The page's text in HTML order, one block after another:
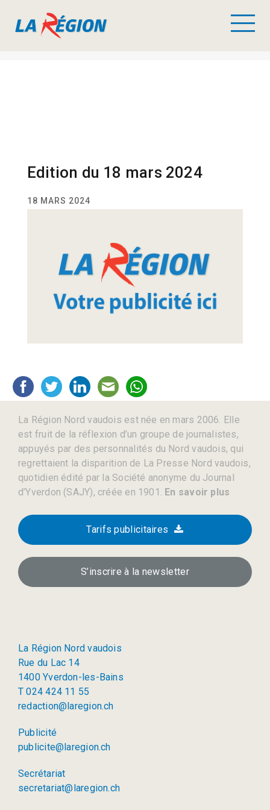
Edition du 18 mars 2024
18 MARS 2024
La Région Nord vaudois est née en mars 2006. Elle
est fruit de la réflexion d’un groupe de journalistes,
appuyés par des personnalités du Nord vaudois, qui
regrettaient la disparition de La Presse Nord vaudois,
quotidien édité par la Société anonyme du Journal
d’Yverdon (SAJY), créée en 1901. En savoir plus
Tarifs publicitaires
S’inscrire à la newsletter
La Région Nord vaudois
Rue du Lac 14
1400 Yverdon-les-Bains
T 024 424 11 55
redaction@laregion.ch
Publicité
publicite@laregion.ch
Secrétariat
secretariat@laregion.ch